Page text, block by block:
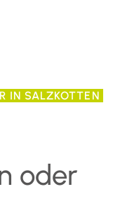
IN SALZKOTTEN
oder